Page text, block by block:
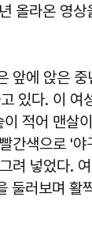
올라온 영상
앞에 앉은
있다. 이 여
적어 맨살
간색으로 '
려 넣었다.
둘러보며 활